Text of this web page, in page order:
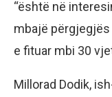
“është në
mbajë
e fituar mbi 30
Millorad Dodik,